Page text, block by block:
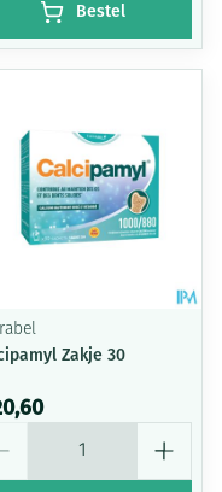
Bestel
Zakje 30